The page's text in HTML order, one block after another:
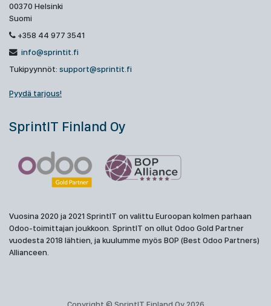
00370 Helsinki
Suomi
+358 44 977 3541
info@sprintit.fi
Tukipyynnöt: support@sprintit.fi
Pyydä tarjous!
SprintIT Finland Oy
Vuosina 2020 ja 2021 SprintIT on valittu Euroopan kolmen parhaan
Odoo-toimittajan joukkoon. SprintIT on ollut Odoo Gold Partner
vuodesta 2018 lähtien, ja kuulumme myös BOP (Best Odoo Partners)
Allianceen.
Copyright © SprintIT Finland Oy 2026